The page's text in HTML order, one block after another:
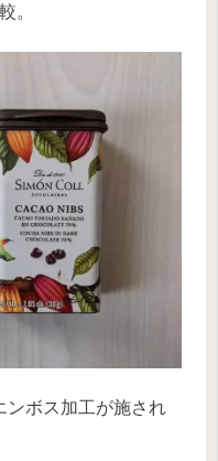
。
ンボス加工が施され